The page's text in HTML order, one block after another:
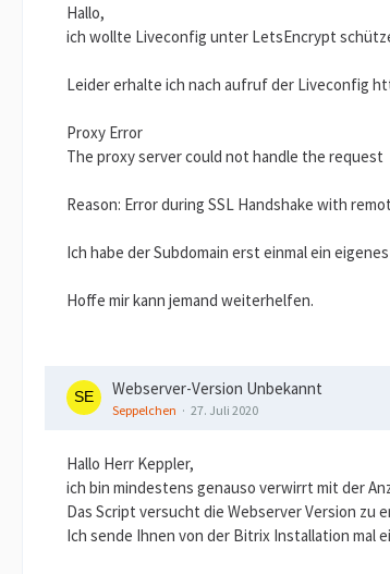
Hallo,
ich wollte Liveconfig unter LetsEncrypt
Leider erhalte ich nach aufruf der Liveconfig
Proxy Error
The proxy server could not handle the request
Reason: Error during SSL Handshake with
Ich habe der Subdomain erst einmal ein
Hoffe mir kann jemand weiterhelfen.
Webserver-Version Unbekannt
Seppelchen 27. Juli 2020
Hallo Herr Keppler,
ich bin mindestens genauso verwirrt mit der
Das Script versucht die Webserver Version zu
Ich sende Ihnen von der Bitrix Installation mal